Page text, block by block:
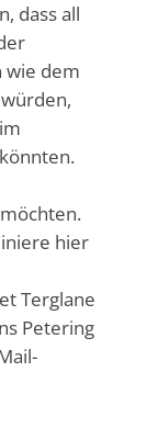
dass all
wie dem
hier
Terglane
Petering